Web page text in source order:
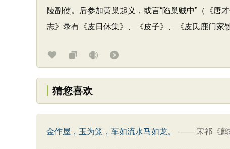
陵副使。后参加黄巢起义，或言“陷巢贼中”（《唐
志》录有《皮日休集》、《皮子》、《皮氏鹿门家
猜您喜欢
金作屋，玉为笼，车如流水马如龙。 —— 宋祁《鹧